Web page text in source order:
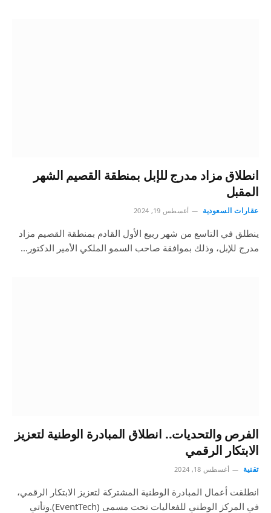
انطلاق مزاد مدرج للإبل بمنطقة القصيم الشهر
المقبل
عقارات السعودية أغسطس 19, 2024
ينطلق في التاسع من شهر ربيع الأول القادم بمنطقة القصيم مزاد
مدرج للإبل، وذلك بموافقة صاحب السمو الملكي الأمير الدكتور…
الفرص والتحديات.. انطلاق المبادرة الوطنية لتعزيز
الابتكار الرقمي
تقنية أغسطس 18, 2024
انطلقت أعمال المبادرة الوطنية المشتركة لتعزيز الابتكار الرقمي،
في المركز الوطني للفعاليات تحت مسمى (EventTech).وتأتي